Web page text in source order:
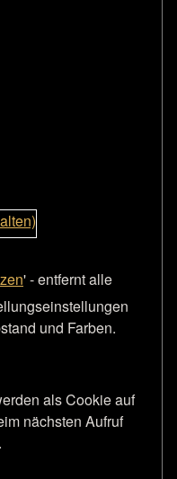
' - entfernt alle
und Farben.
als Cookie auf
nächsten Aufruf